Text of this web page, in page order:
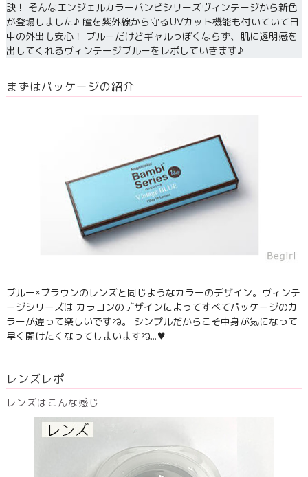
訣！ そんなエンジェルカラーバンビシリーズヴィンテージから新色
が登場しました♪ 瞳を紫外線から守るUVカット機能も付いていて日
中の外出も安心！ ブルーだけどギャルっぽくならず、肌に透明感を
出してくれるヴィンテージブルーをレポしていきます♪
まずはパッケージの紹介
ブルー×ブラウンのレンズと同じようなカラーのデザイン。ヴィンテ
ージシリーズは カラコンのデザインによってすべてパッケージのカ
ラーが違って楽しいですね。 シンプルだからこそ中身が気になって
早く開けたくなってしまいますね…♥
レンズレポ
レンズはこんな感じ